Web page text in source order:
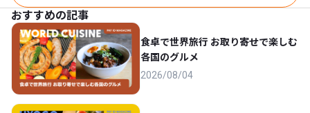
おすすめの記事
食卓で世界旅行 お取り寄せで楽しむ
各国のグルメ
2026/08/04